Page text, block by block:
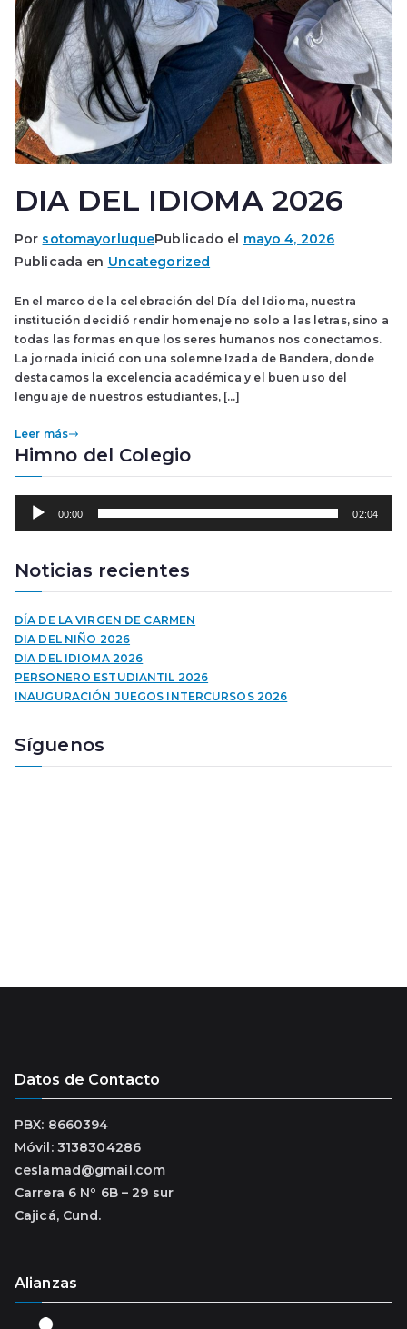
DIA DEL IDIOMA 2026
Por sotomayorluquePublicado el mayo 4, 2026
Publicada en Uncategorized
En el marco de la celebración del Día del Idioma, nuestra
institución decidió rendir homenaje no solo a las letras, sino a
todas las formas en que los seres humanos nos conectamos.
La jornada inició con una solemne Izada de Bandera, donde
destacamos la excelencia académica y el buen uso del
lenguaje de nuestros estudiantes, […]
Leer más
Himno del Colegio
r
o
u
c
t
o
r
a
u
00:00 02:04
Noticias recientes
DÍA DE LA VIRGEN DE CARMEN
DIA DEL NIÑO 2026
DIA DEL IDIOMA 2026
PERSONERO ESTUDIANTIL 2026
INAUGURACIÓN JUEGOS INTERCURSOS 2026
Síguenos
Datos de Contacto
PBX: 8660394
Móvil: 3138304286
ceslamad@gmail.com
Carrera 6 Nº 6B – 29 sur
Cajicá, Cund.
Alianzas